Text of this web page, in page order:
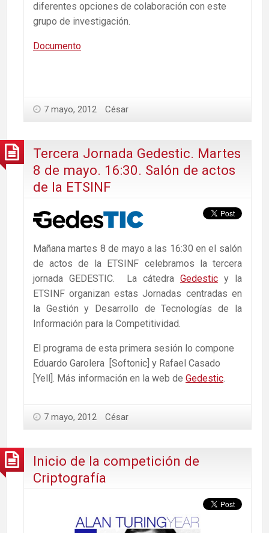
diferentes opciones de colaboración con este
grupo de investigación.
Documento
7 mayo, 2012 César
Tercera Jornada Gedestic. Martes
8 de mayo. 16:30. Salón de actos
de la ETSINF
Mañana martes 8 de mayo a las 16:30 en el salón
de actos de la ETSINF celebramos la tercera
jornada GEDESTIC. La cátedra Gedesticy la
ETSINF organizan estas Jornadas centradas en
la Gestión y Desarrollo de Tecnologías de la
Información para la Competitividad.
El programa de esta primera sesión lo compone
Eduardo Garolera [Softonic] y Rafael Casado
[Yell]. Más información en la web de Gedestic.
7 mayo, 2012 César
Inicio de la competición de
Criptografía